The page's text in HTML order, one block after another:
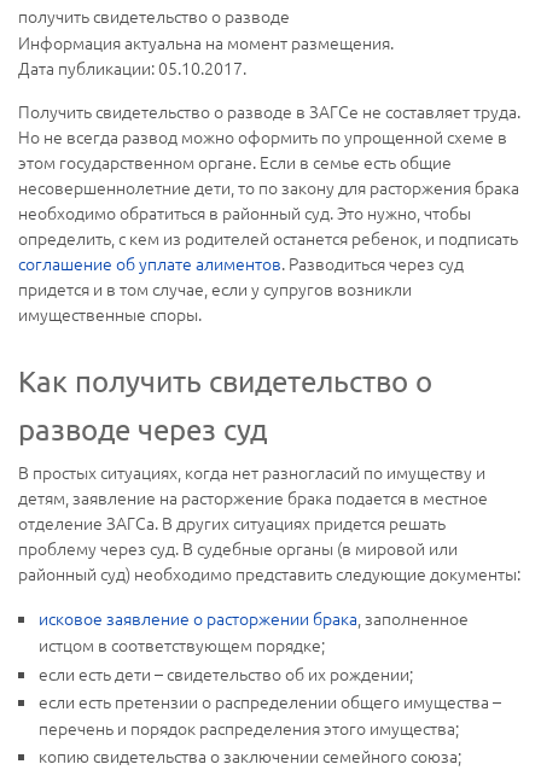
получить свидетельство о разводе
Информация актуальна на момент размещения.
Дата публикации: 05.10.2017.
Получить свидетельство о разводе в ЗАГСе не составляет труда.
Но не всегда развод можно оформить по упрощенной схеме в
этом государственном органе. Если в семье есть общие
несовершеннолетние дети, то по закону для расторжения брака
необходимо обратиться в районный суд. Это нужно, чтобы
определить, с кем из родителей останется ребенок, и подписать
соглашение об уплате алиментов. Разводиться через суд
придется и в том случае, если у супругов возникли
имущественные споры.
Как получить свидетельство о
разводе через суд
В простых ситуациях, когда нет разногласий по имуществу и
детям, заявление на расторжение брака подается в местное
отделение ЗАГСа. В других ситуациях придется решать
проблему через суд. В судебные органы (в мировой или
районный суд) необходимо представить следующие документы:
исковое заявление о расторжении брака, заполненное
истцом в соответствующем порядке;
если есть дети – свидетельство об их рождении;
если есть претензии о распределении общего имущества –
перечень и порядок распределения этого имущества;
копию свидетельства о заключении семейного союза;